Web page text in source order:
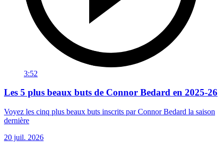
3:52
Les 5 plus beaux buts de Connor Bedard en 2025-26
Voyez les cinq plus beaux buts inscrits par Connor Bedard la saison
dernière
20 juil. 2026